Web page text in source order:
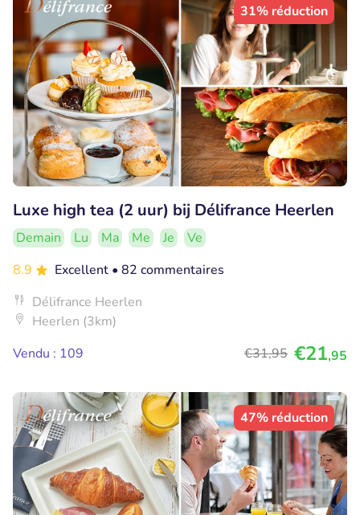
31% réduction
Luxe high tea (2 uur) bij Délifrance Heerlen
Demain Lu Ma Me Je
Ve
8.9
Excellent • 82 commentaires
Délifrance Heerlen
Heerlen (3km)
Vendu : 109
€31,95 €21,95
47% réduction